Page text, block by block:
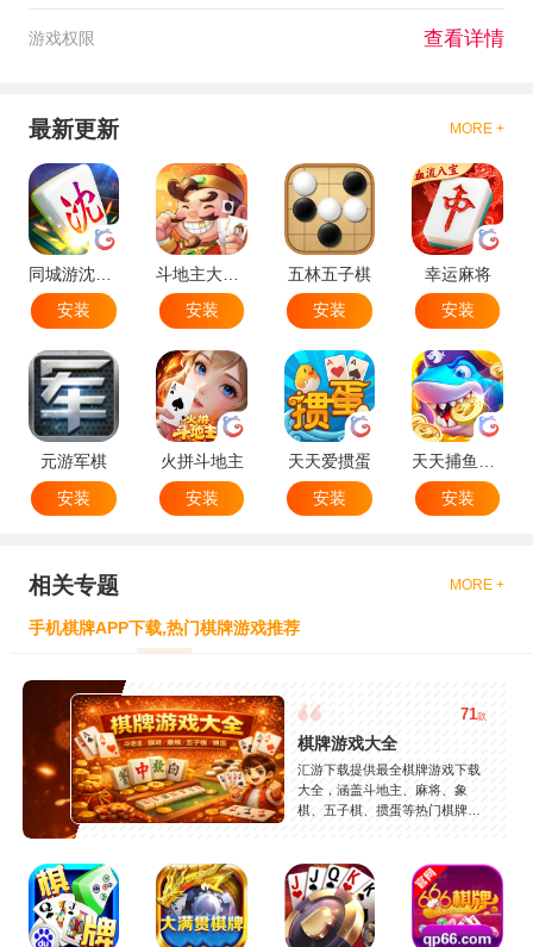
游戏权限 查看详情
最新更新 MORE +
同城游沈阳麻将
安装
安装
五林五子棋
安装
幸运麻将
安装
元游军棋
安装
火拼斗地主
安装
天天爱掼蛋
安装
安装
相关专题 MORE +
手机棋牌APP下载,热门棋牌游戏推荐
71款
棋牌游戏大全
汇游下载提供最全棋牌游戏下载
大全，涵盖斗地主、麻将、象
棋、五子棋、掼蛋等热门棋牌玩
玩的手机棋牌游戏。